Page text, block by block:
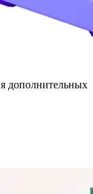
дополнительных